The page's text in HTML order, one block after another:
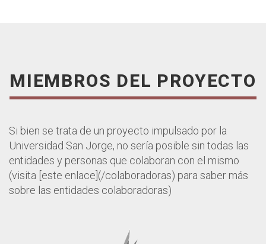
MIEMBROS DEL PROYECTO
Si bien se trata de un proyecto impulsado por la
Universidad San Jorge, no sería posible sin todas las
entidades y personas que colaboran con el mismo
(visita [este enlace](/colaboradoras) para saber más
sobre las entidades colaboradoras)